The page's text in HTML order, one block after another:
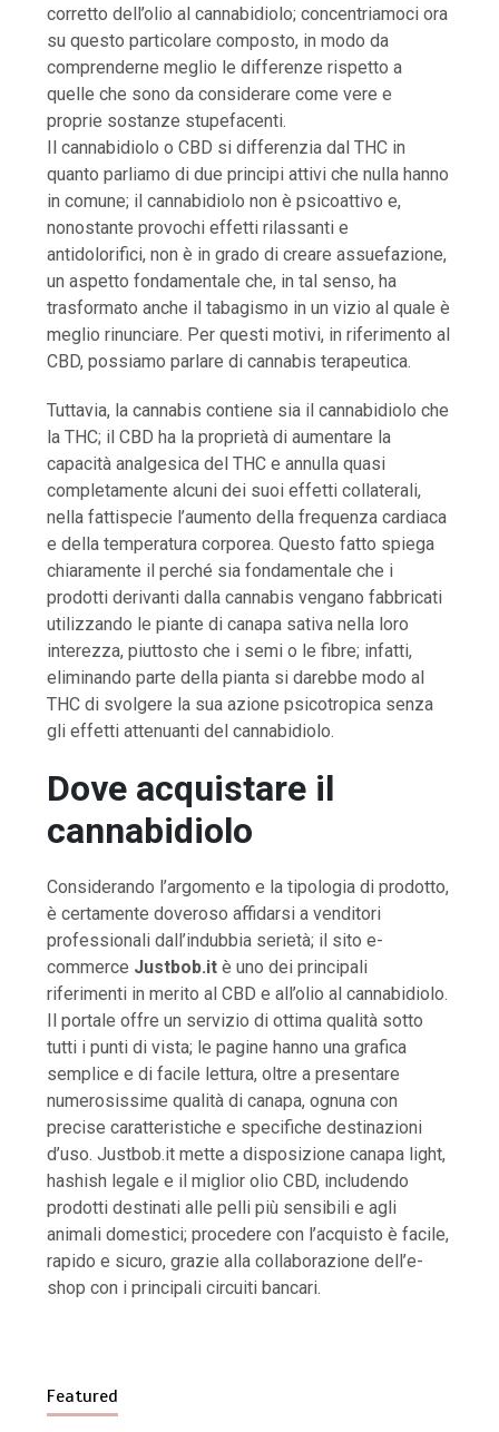
corretto dell’olio al cannabidiolo; concentriamoci ora
su questo particolare composto, in modo da
comprenderne meglio le differenze rispetto a
quelle che sono da considerare come vere e
proprie sostanze stupefacenti.
Il cannabidiolo o CBD si differenzia dal THC in
quanto parliamo di due principi attivi che nulla hanno
in comune; il cannabidiolo non è psicoattivo e,
nonostante provochi effetti rilassanti e
antidolorifici, non è in grado di creare assuefazione,
un aspetto fondamentale che, in tal senso, ha
trasformato anche il tabagismo in un vizio al quale è
meglio rinunciare. Per questi motivi, in riferimento al
CBD, possiamo parlare di cannabis terapeutica.
Tuttavia, la cannabis contiene sia il cannabidiolo che
la THC; il CBD ha la proprietà di aumentare la
capacità analgesica del THC e annulla quasi
completamente alcuni dei suoi effetti collaterali,
nella fattispecie l’aumento della frequenza cardiaca
e della temperatura corporea. Questo fatto spiega
chiaramente il perché sia fondamentale che i
prodotti derivanti dalla cannabis vengano fabbricati
utilizzando le piante di canapa sativa nella loro
interezza, piuttosto che i semi o le fibre; infatti,
eliminando parte della pianta si darebbe modo al
THC di svolgere la sua azione psicotropica senza
gli effetti attenuanti del cannabidiolo.
Dove acquistare il
cannabidiolo
Considerando l’argomento e la tipologia di prodotto,
è certamente doveroso affidarsi a venditori
professionali dall’indubbia serietà; il sito e-
commerce Justbob.it è uno dei principali
riferimenti in merito al CBD e all’olio al cannabidiolo.
Il portale offre un servizio di ottima qualità sotto
tutti i punti di vista; le pagine hanno una grafica
semplice e di facile lettura, oltre a presentare
numerosissime qualità di canapa, ognuna con
precise caratteristiche e specifiche destinazioni
d’uso. Justbob.it mette a disposizione canapa light,
hashish legale e il miglior olio CBD, includendo
prodotti destinati alle pelli più sensibili e agli
animali domestici; procedere con l’acquisto è facile,
rapido e sicuro, grazie alla collaborazione dell’e-
shop con i principali circuiti bancari.
Featured